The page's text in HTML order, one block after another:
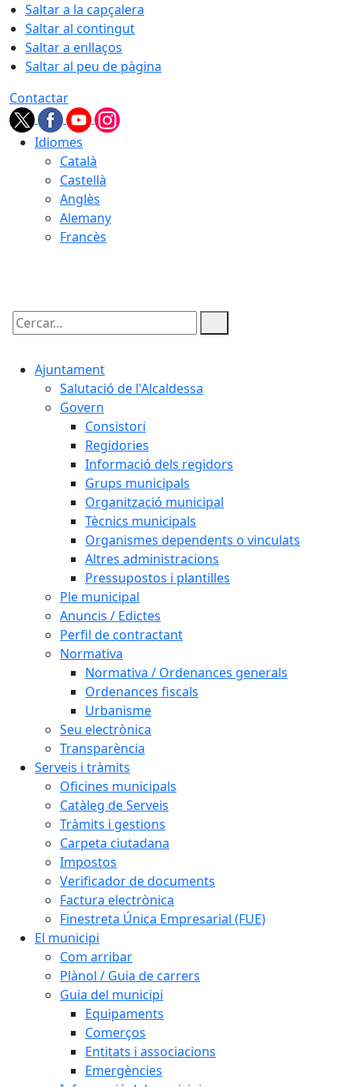
Saltar a la capçalera
Saltar al contingut
Saltar a enllaços
Saltar al peu de pàgina
Contactar
Idiomes
Català
Castellà
Anglès
Alemany
Francès
Cercar:
Ajuntament
Salutació de l'Alcaldessa
Govern
Consistori
Regidories
Informació dels regidors
Grups municipals
Organització municipal
Tècnics municipals
Organismes dependents o vinculats
Altres administracions
Pressupostos i plantilles
Ple municipal
Anuncis / Edictes
Perfil de contractant
Normativa
Normativa / Ordenances generals
Ordenances fiscals
Urbanisme
Seu electrònica
Transparència
Serveis i tràmits
Oficines municipals
Catàleg de Serveis
Tràmits i gestions
Carpeta ciutadana
Impostos
Verificador de documents
Factura electrònica
Finestreta Única Empresarial (FUE)
El municipi
Com arribar
Plànol / Guia de carrers
Guia del municipi
Equipaments
Comerços
Entitats i associacions
Emergències